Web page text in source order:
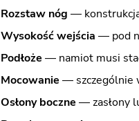
Rozstaw nóg —
Wysokość wejścia — pod
Podłoże — namiot musi
Mocowanie — szczególnie
Osłony boczne — zasłony